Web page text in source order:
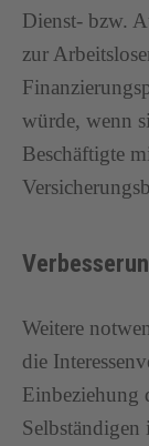
Dienst- bzw.
zur
würde, wenn
Beschäftigte
Weitere
die
Einbeziehung
Selbständigen